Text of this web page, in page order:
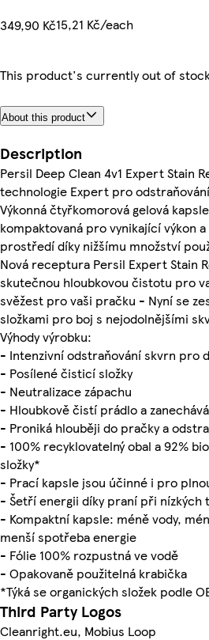
349,90 Kč15,21 Kč/each
This product's currently out of
About this product
Description
Persil Deep Clean 4v1 Expert Stain
technologie Expert pro
Výkonná čtyřkomorová gelová
kompaktovaná pro vynikající výkon
prostředí díky nižšímu množství
Nová receptura Persil Expert Stain
skutečnou hloubkovou čistotu pro
svěžest pro vaši pračku - Nyní se
složkami pro boj s nejodolnějšími
Výhody výrobku:
- Intenzivní odstraňování skvrn pro
- Posílené čisticí složky
- Neutralizace zápachu
- Hloubkově čistí prádlo a
- Proniká hlouběji do pračky a
- 100% recyklovatelný obal a 92%
složky*
- Prací kapsle jsou účinné i pro
- Šetří energii díky praní při nízkých
- Kompaktní kapsle: méně vody,
menší spotřeba energie
- Fólie 100% rozpustná ve vodě
- Opakovaně použitelná krabička
*Týká se organických složek podle
Third Party Logos
Cleanright.eu, Mobius Loop